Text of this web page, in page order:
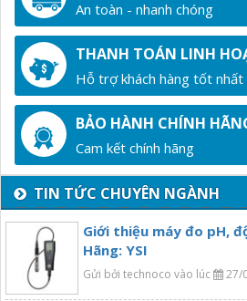
An toàn - nhanh chóng
THANH TOÁN LINH
Hỗ trợ khách hàng tốt nhất
BẢO HÀNH CHÍNH
Cam kết chính hãng
TIN TỨC CHUYÊN NGÀNH
Giới thiệu máy đo pH,
Hãng: YSI
Gửi bởi technoco vào lúc 27/